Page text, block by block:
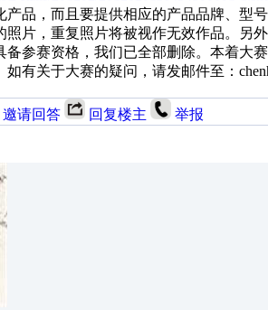
产品，而且要提供相应的产品品牌、型
照片，重复照片将被视作无效作品。另
备参赛资格，我们已全部删除。本着大
有关于大赛的疑问，请发邮件至：
邀请回答 回复楼主 举报